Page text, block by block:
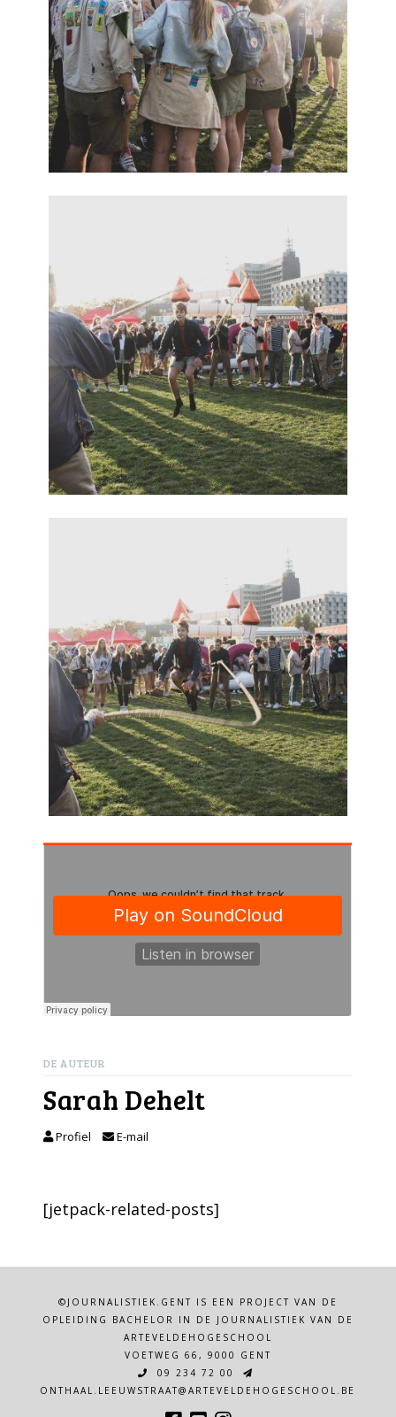
DE AUTEUR
Sarah Dehelt
Profiel E-mail
[jetpack-related-posts]
©JOURNALISTIEK.GENT IS EEN PROJECT VAN DE
OPLEIDING BACHELOR IN DE JOURNALISTIEK VAN DE
ARTEVELDEHOGESCHOOL
VOETWEG 66, 9000 GENT
09 234 72 00
ONTHAAL.LEEUWSTRAAT@ARTEVELDEHOGESCHOOL.BE